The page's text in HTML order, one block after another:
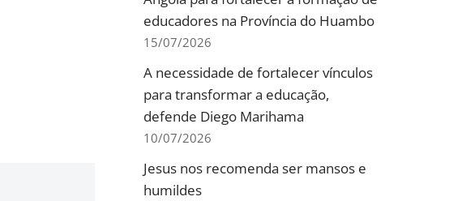
educadores na Província do Huambo
15/07/2026
A necessidade de fortalecer vínculos
para transformar a educação,
defende Diego Marihama
10/07/2026
Jesus nos recomenda ser mansos e
humildes